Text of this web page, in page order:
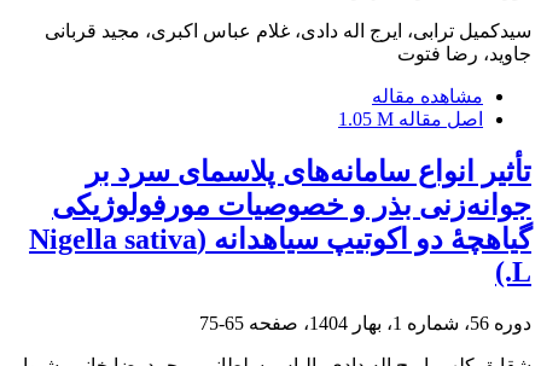
سیدکمیل ترابی، ایرج اله دادی، غلام عباس اکبری، مجید قربانی
جاوید، رضا فتوت
مشاهده مقاله
اصل مقاله 1.05 M
تأثیر انواع سامانه‌های پلاسمای سرد بر
جوانه‌زنی بذر و خصوصیات مورفولوژیکی
گیاهچۀ دو اکوتیپ سیاهدانه (Nigella sativa
L.)
دوره 56، شماره 1، بهار 1404، صفحه 65-75